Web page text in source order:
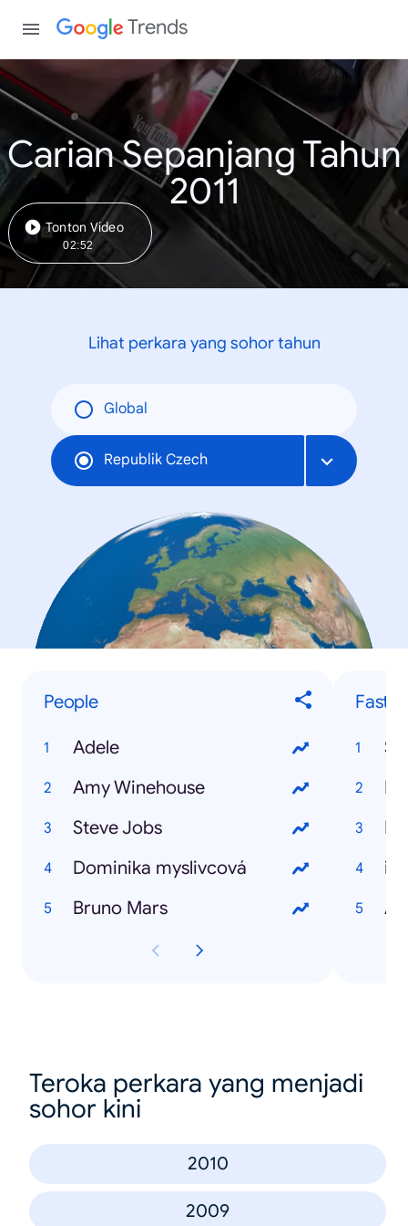
Trends
Carian Sepanjang Tahun
2011
Tonton Video
02:52
Lihat perkara yang sohor tahun
Global
Republik Czech
People
Adele
Amy Winehouse
Steve Jobs
Dominika myslivcová
Bruno Mars
Teroka perkara yang menjadi
sohor kini
2010
2009